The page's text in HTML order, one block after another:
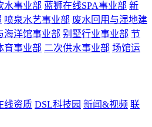
水事业部 蓝狮在线SPA事业部 新
喷泉水艺事业部 废水回用与湿地建
海洋馆事业部 别墅行业事业部 节
育事业部 二次供水事业部 场馆运
线资质 DSL科技园 新闻&视频 联